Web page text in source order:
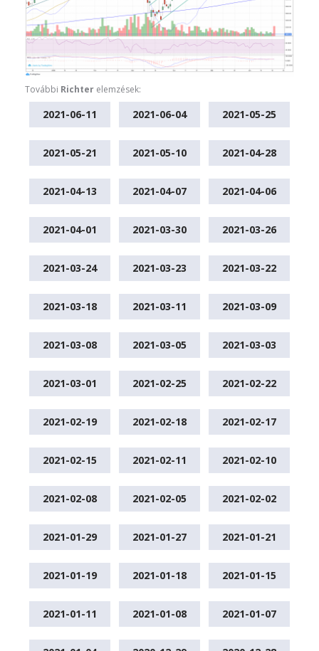
További Richter elemzések:
2021-06-11 2021-06-04 2021-05-25
2021-05-21 2021-05-10 2021-04-28
2021-04-13 2021-04-07 2021-04-06
2021-04-01 2021-03-30 2021-03-26
2021-03-24 2021-03-23 2021-03-22
2021-03-18 2021-03-11 2021-03-09
2021-03-08 2021-03-05 2021-03-03
2021-03-01 2021-02-25 2021-02-22
2021-02-19 2021-02-18 2021-02-17
2021-02-15 2021-02-11 2021-02-10
2021-02-08 2021-02-05 2021-02-02
2021-01-29 2021-01-27 2021-01-21
2021-01-19 2021-01-18 2021-01-15
2021-01-11 2021-01-08 2021-01-07